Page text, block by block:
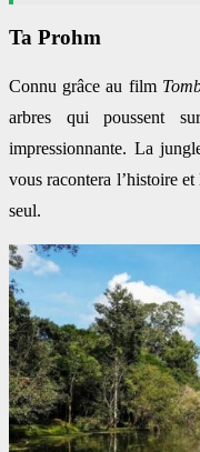
Ta Prohm
Connu grâce au film
arbres qui poussent
impressionnante. La
vous racontera l’histoire
seul.